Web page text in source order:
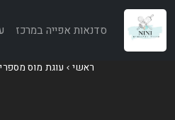
סדנאות אפייה במרכז
ראשי עוגת מוס